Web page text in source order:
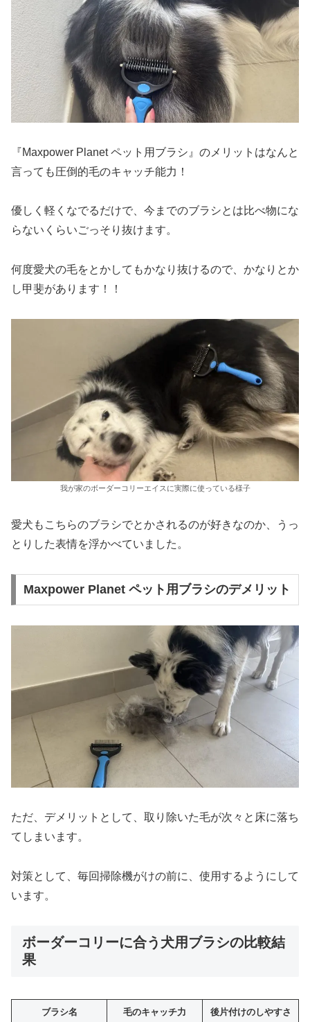
『Maxpower Planet ペット用ブラシ』のメリットはなんと
言っても圧倒的毛のキャッチ能力！
優しく軽くなでるだけで、今までのブラシとは比べ物にな
らないくらいごっそり抜けます。
何度愛犬の毛をとかしてもかなり抜けるので、かなりとか
し甲斐があります！！
我が家のボーダーコリーエイスに実際に使っている様子
愛犬もこちらのブラシでとかされるのが好きなのか、うっ
とりした表情を浮かべていました。
Maxpower Planet ペット用ブラシのデメリット
ただ、デメリットとして、取り除いた毛が次々と床に落ち
てしまいます。
対策として、毎回掃除機がけの前に、使用するようにして
います。
ボーダーコリーに合う犬用ブラシの比較結
果
ブラシ名 毛のキャッチ力 後片付けのしやすさ